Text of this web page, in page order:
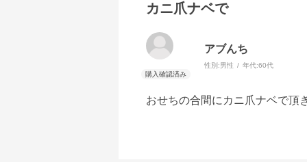
カニ爪ナベで
アブんち
性別:男性 年代:60代
おせちの合間にカニ爪ナベで頂